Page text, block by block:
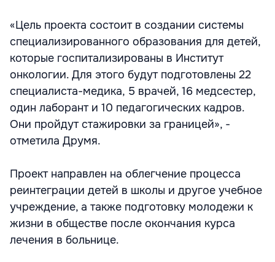
«Цель проекта состоит в создании системы
специализированного образования для детей,
которые госпитализированы в Институт
онкологии. Для этого будут подготовлены 22
специалиста-медика, 5 врачей, 16 медсестер,
один лаборант и 10 педагогических кадров.
Они пройдут стажировки за границей», -
отметила Друмя.
Проект направлен на облегчение процесса
реинтеграции детей в школы и другое учебное
учреждение, а также подготовку молодежи к
жизни в обществе после окончания курса
лечения в больнице.